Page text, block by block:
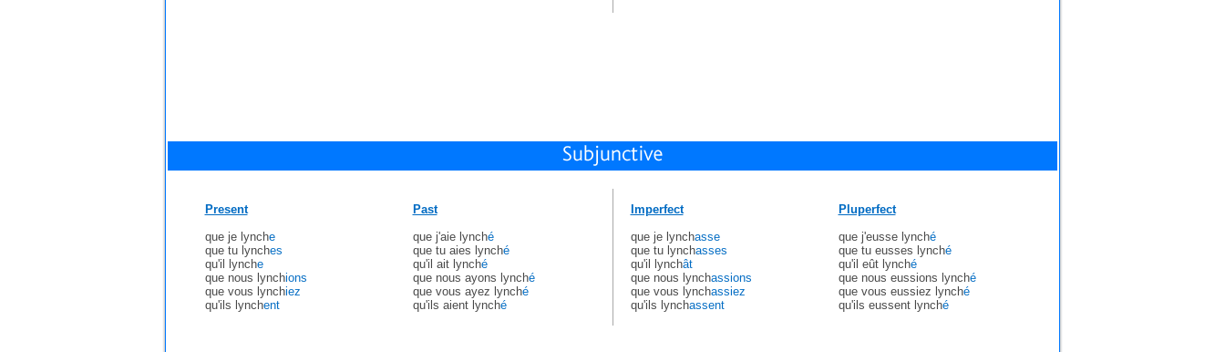
Present
que je lynche
que tu lynches
qu'il lynche
que nous lynchions
que vous lynchiez
qu'ils lynchent
Past
que j'aie lynché
que tu aies lynché
qu'il ait lynché
que nous ayons lynché
que vous ayez lynché
qu'ils aient lynché
Imperfect
que je lynchasse
que tu lynchasses
qu'il lynchât
que nous lynchassions
que vous lynchassiez
qu'ils lynchassent
Pluperfect
que j'eusse lynché
que tu eusses lynché
qu'il eût lynché
que nous eussions lynché
que vous eussiez lynché
qu'ils eussent lynché